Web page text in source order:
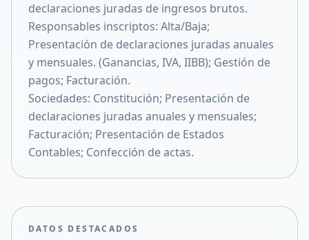
declaraciones juradas de ingresos brutos.
Responsables inscriptos: Alta/Baja;
Presentación de declaraciones juradas anuales
y mensuales. (Ganancias, IVA, IIBB); Gestión de
pagos; Facturación.
Sociedades: Constitución; Presentación de
declaraciones juradas anuales y mensuales;
Facturación; Presentación de Estados
Contables; Confección de actas.
DATOS DESTACADOS